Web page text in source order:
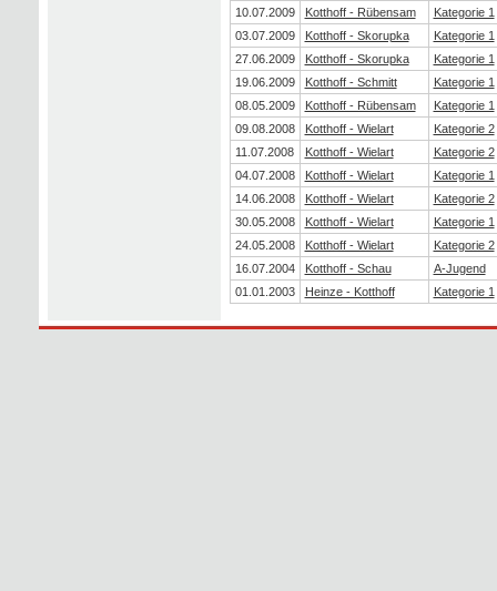
10.07.2009
Kotthoff - Rübensam
Kategorie 1
03.07.2009
Kotthoff - Skorupka
Kategorie 1
27.06.2009
Kotthoff - Skorupka
Kategorie 1
19.06.2009
Kotthoff - Schmitt
Kategorie 1
08.05.2009
Kotthoff - Rübensam
Kategorie 1
09.08.2008
Kotthoff - Wielart
Kategorie 2
11.07.2008
Kotthoff - Wielart
Kategorie 2
04.07.2008
Kotthoff - Wielart
Kategorie 1
14.06.2008
Kotthoff - Wielart
Kategorie 2
30.05.2008
Kotthoff - Wielart
Kategorie 1
24.05.2008
Kotthoff - Wielart
Kategorie 2
16.07.2004
Kotthoff - Schau
A-Jugend
01.01.2003
Heinze - Kotthoff Kategorie 1